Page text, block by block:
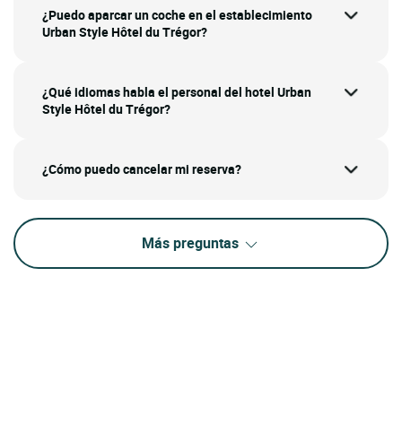
¿Puedo aparcar un coche en el establecimiento
Urban Style Hôtel du Trégor?
¿Qué idiomas habla el personal del hotel Urban
Style Hôtel du Trégor?
¿Cómo puedo cancelar mi reserva?
Más preguntas